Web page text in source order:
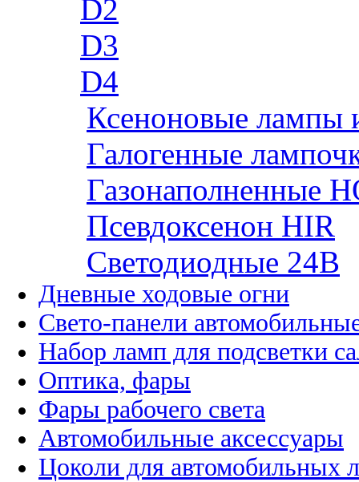
D2
D3
D4
Ксеноновые лампы
Галогенные
Газонаполненные
Псевдоксенон HIR
Cветодиодные 24B
Дневные ходовые огни
Свето-панели
Набор ламп для подсветки
Оптика, фары
Фары рабочего света
Автомобильные аксессуары
Цоколи для автомобильных